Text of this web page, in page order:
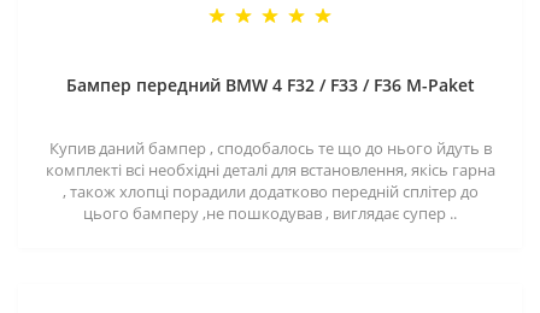
Бампер передний BMW 4 F32 / F33 / F36 M-Paket
Купив даний бампер , сподобалось те що до нього йдуть в
комплекті всі необхідні деталі для встановлення, якісь гарна
, також хлопці порадили додатково передній сплітер до
цього бамперу ,не пошкодував , виглядає супер ..